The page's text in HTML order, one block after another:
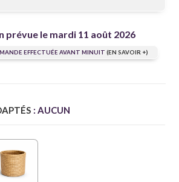
prévue le mardi 11 août 2026
EFFECTUÉE AVANT MINUIT (EN SAVOIR +)
: AUCUN